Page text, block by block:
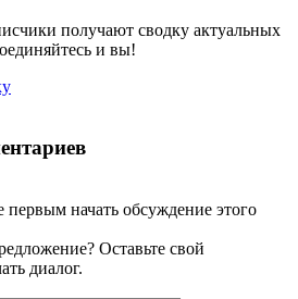
получают сводку актуальных
и вы!
начать обсуждение этого
Оставьте свой
диалог.